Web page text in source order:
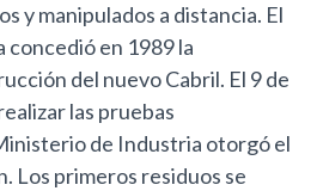
y manipulados a distancia. El
en 1989 la
del nuevo Cabril. El 9 de
las pruebas
de Industria otorgó el
Los primeros residuos se